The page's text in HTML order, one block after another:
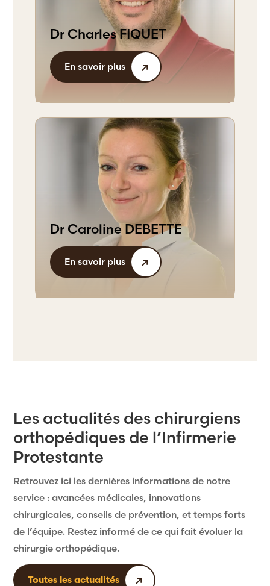
Dr Charles FIQUET
En savoir plus
Dr Caroline DEBETTE
En savoir plus
Les actualités des chirurgiens
orthopédiques de l’Infirmerie
Protestante
Retrouvez ici les dernières informations de notre
service : avancées médicales, innovations
chirurgicales, conseils de prévention, et temps forts
de l’équipe. Restez informé de ce qui fait évoluer la
chirurgie orthopédique.
Toutes les actualités